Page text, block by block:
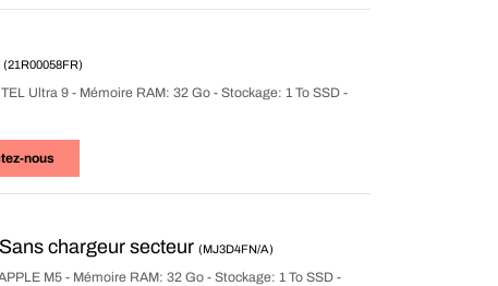
(21R00058FR)
Ultra 9 - Mémoire RAM: 32 Go - Stockage: 1 To SSD -
nous
chargeur secteur (MJ3D4FN/A)
M5 - Mémoire RAM: 32 Go - Stockage: 1 To SSD -